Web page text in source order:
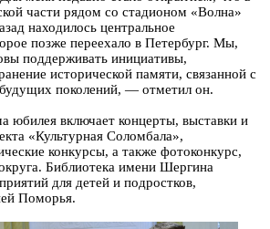
части рядом со стадионом «Волна»
находилось центральное
позже переехало в Петербург. Мы,
поддерживать инициативы,
исторической памяти, связанной с
поколений, — отметил он.
юбилея включает концерты, выставки и
«Культурная Соломбала»,
конкурсы, а также фотоконкурс,
Библиотека имени Шергина
для детей и подростков,
Поморья.